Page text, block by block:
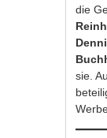
die
sie.